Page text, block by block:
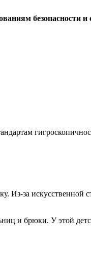
безопасности и
Из-за
и брюки. У этой